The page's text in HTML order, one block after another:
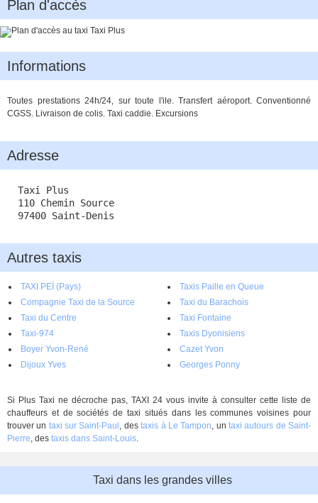
Plan d'accès
Informations
Toutes prestations 24h/24, sur toute l'ile. Transfert aéroport. Conventionné
CGSS. Livraison de colis. Taxi caddie. Excursions
Adresse
Taxi Plus
110 Chemin Source
97400 Saint-Denis
Autres taxis
TAXI PEÏ (Pays)
Taxis Paille en Queue
Compagnie Taxi de la Source
Taxi du Barachois
Taxi du Centre
Taxi Fontaine
Taxi-974
Taxis Dyonisiens
Boyer Yvon-René
Cazet Yvon
Dijoux Yves
Georges Ponny
Si Plus Taxi ne décroche pas, TAXI 24 vous invite à consulter cette liste de
chauffeurs et de sociétés de taxi situés dans les communes voisines pour
trouver un taxi sur Saint-Paul , destaxis à Le Tampon, un taxi autours de Saint-
Pierre, des taxis dans Saint-Louis.
Taxi dans les grandes villes